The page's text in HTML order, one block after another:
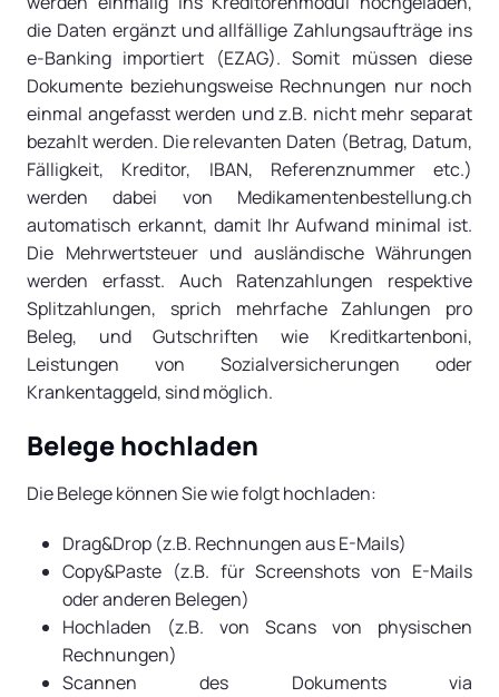
die Daten ergänzt und allfällige Zahlungsaufträge ins
e-Banking importiert (EZAG). Somit müssen diese
Dokumente beziehungsweise Rechnungen nur noch
einmal angefasst werden und z.B. nicht mehr separat
bezahlt werden. Die relevanten Daten (Betrag, Datum,
Fälligkeit, Kreditor, IBAN, Referenznummer etc.)
werden dabei von Medikamentenbestellung.ch
automatisch erkannt, damit Ihr Aufwand minimal ist.
Die Mehrwertsteuer und ausländische Währungen
werden erfasst. Auch Ratenzahlungen respektive
Splitzahlungen, sprich mehrfache Zahlungen pro
Beleg, und Gutschriften wie Kreditkartenboni,
Leistungen von Sozialversicherungen oder
Krankentaggeld, sind möglich.
Belege hochladen
Die Belege können Sie wie folgt hochladen:
Drag&Drop (z.B. Rechnungen aus E-Mails)
Copy&Paste (z.B. für Screenshots von E-Mails
oder anderen Belegen)
Hochladen (z.B. von Scans von physischen
Rechnungen)
Scannen des Dokuments via